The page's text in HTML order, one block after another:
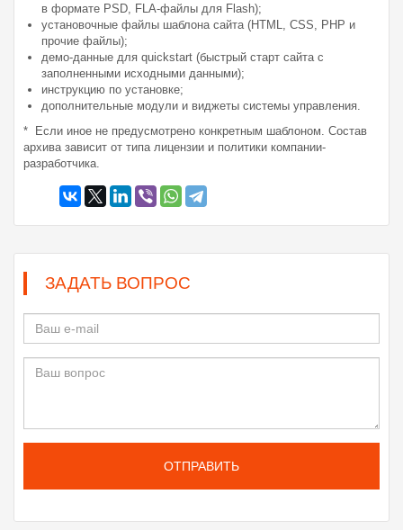
в формате PSD, FLA-файлы для Flash);
установочные файлы шаблона сайта (HTML, CSS, PHP и
прочие файлы);
демо-данные для quickstart (быстрый старт сайта с
заполненными исходными данными);
инструкцию по установке;
дополнительные модули и виджеты системы управления.
* Если иное не предусмотрено конкретным шаблоном. Состав
архива зависит от типа лицензии и политики компании-
разработчика.
ЗАДАТЬ ВОПРОС
ОТПРАВИТЬ